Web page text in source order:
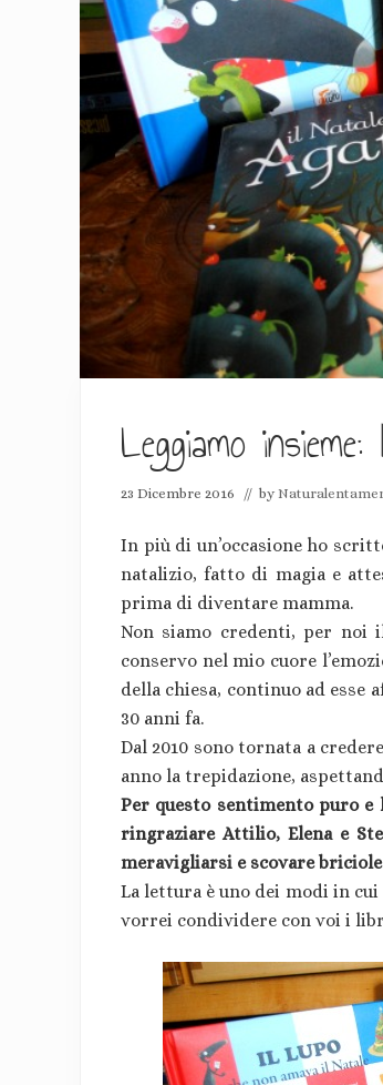
Leggiamo
23 Dicembre 2016 // by
In più di un’occasione ho
natalizio, fatto di magia e
prima di diventare mamma.
Non siamo credenti, per noi
conservo nel mio cuore
della chiesa, continuo ad
30 anni fa.
Dal 2010 sono tornata a
anno la trepidazione,
Per questo sentimento puro
ringraziare Attilio, Elena e
meravigliarsi e scovare
La lettura è uno dei modi in
vorrei condividere con voi i